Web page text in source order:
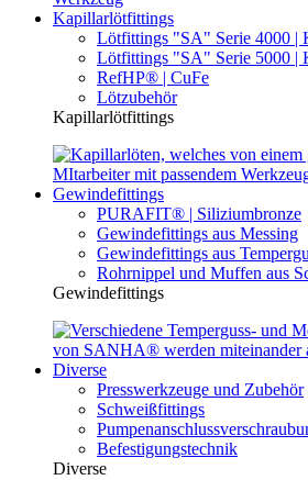
Kapillarlötfittings
Lötfittings "SA" Serie 4000 |
Lötfittings "SA" Serie 5000 |
RefHP® | CuFe
Lötzubehör
Kapillarlötfittings
Gewindefittings
PURAFIT® | Siliziumbronze
Gewindefittings aus Messing
Gewindefittings aus
Rohrnippel und Muffen aus
Gewindefittings
Diverse
Presswerkzeuge und Zubehör
Schweißfittings
Befestigungstechnik
Diverse